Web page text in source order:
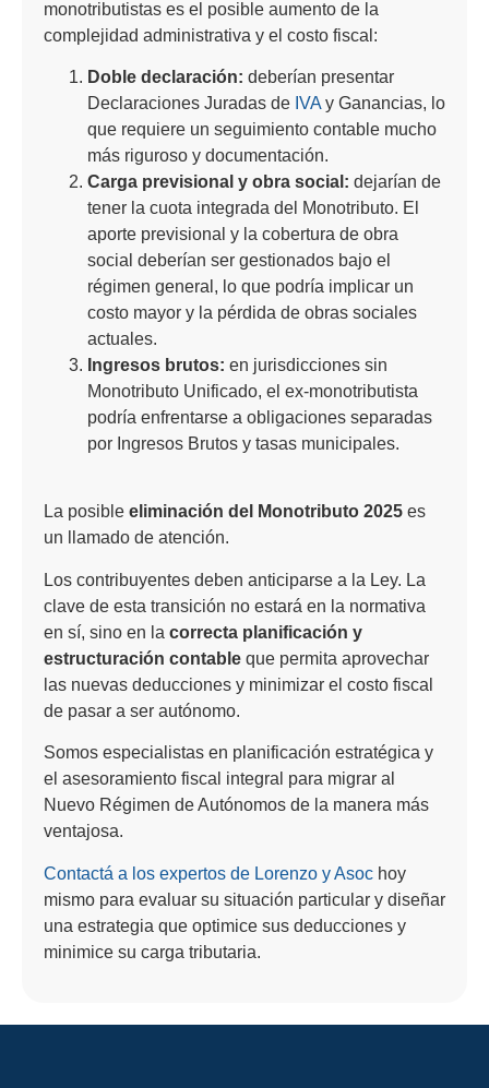
monotributistas es el posible aumento de la
complejidad administrativa y el costo fiscal:
Doble declaración: deberían presentar
Declaraciones Juradas de IVAy Ganancias, lo
que requiere un seguimiento contable mucho
más riguroso y documentación.
Carga previsional y obra social: dejarían de
tener la cuota integrada del Monotributo. El
aporte previsional y la cobertura de obra
social deberían ser gestionados bajo el
régimen general, lo que podría implicar un
costo mayor y la pérdida de obras sociales
actuales.
Ingresos brutos: en jurisdicciones sin
Monotributo Unificado, el ex-monotributista
podría enfrentarse a obligaciones separadas
por Ingresos Brutos y tasas municipales.
La posible eliminación del Monotributo 2025 es
un llamado de atención.
Los contribuyentes deben anticiparse a la Ley. La
clave de esta transición no estará en la normativa
en sí, sino en la correcta planificación y
estructuración contable que permita aprovechar
las nuevas deducciones y minimizar el costo fiscal
de pasar a ser autónomo.
Somos especialistas en planificación estratégica y
el asesoramiento fiscal integral para migrar al
Nuevo Régimen de Autónomos de la manera más
ventajosa.
Contactá a los expertos de Lorenzo y Asoc hoy
mismo para evaluar su situación particular y diseñar
una estrategia que optimice sus deducciones y
minimice su carga tributaria.